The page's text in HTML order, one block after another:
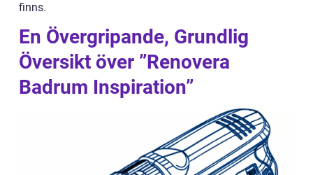
finns.
En Övergripande, Grundlig
Översikt över ”Renovera
Badrum Inspiration”